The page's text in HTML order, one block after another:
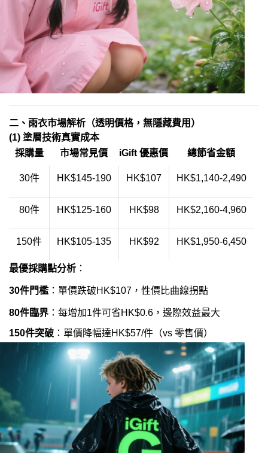
二、雨衣市場解析（透明價格，無隱藏費用）
(1) 塗層技術真實成本
採購量
市場常見價 iGift 優惠價 總節省金額
30件 HK$145-190 HK$107 HK$1,140-2,490
80件 HK$125-160 HK$98 HK$2,160-4,960
150件 HK$105-135 HK$92 HK$1,950-6,450
​最優採購點分析​ ​：
​30件門檻​ ​：單價跌破HK$107，性價比曲線拐點
80件臨界​ ​：每增加1件可省HK$0.6，邊際效益最大
150件突破​ ​：單價降幅達HK$57/件（vs 零售價）